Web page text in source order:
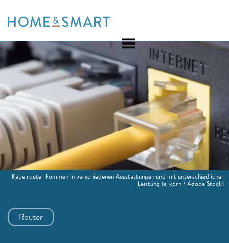
to
Router
Kabelrouter kommen in verschiedenen Ausstattungen und mit unterschiedlicher
Leistung (a_korn / Adobe Stock)